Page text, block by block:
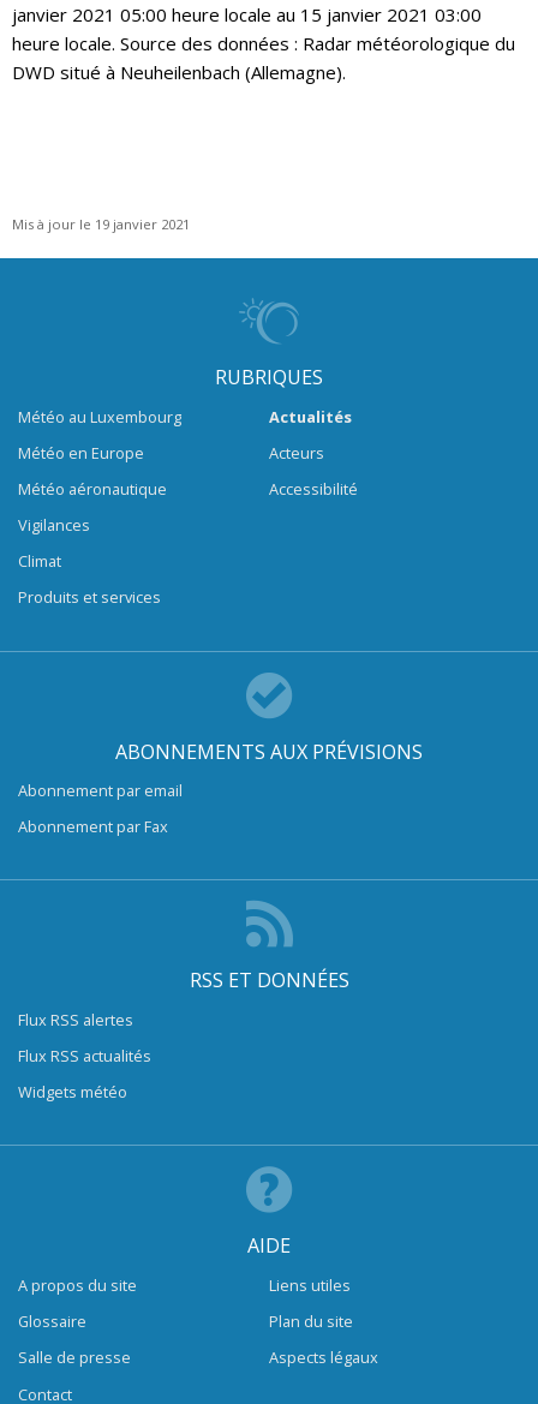
janvier 2021 05:00 heure locale au 15 janvier 2021 03:00
heure locale. Source des données : Radar météorologique du
DWD situé à Neuheilenbach (Allemagne).
Mis à jour le 19 janvier 2021
RUBRIQUES
Météo au Luxembourg
Météo en Europe
Météo aéronautique
Vigilances
Climat
Produits et services
Actualités
Acteurs
Accessibilité
ABONNEMENTS AUX PRÉVISIONS
Abonnement par email
Abonnement par Fax
RSS ET DONNÉES
Flux RSS alertes
Flux RSS actualités
Widgets météo
AIDE
A propos du site
Glossaire
Salle de presse
Contact
Liens utiles
Plan du site
Aspects légaux